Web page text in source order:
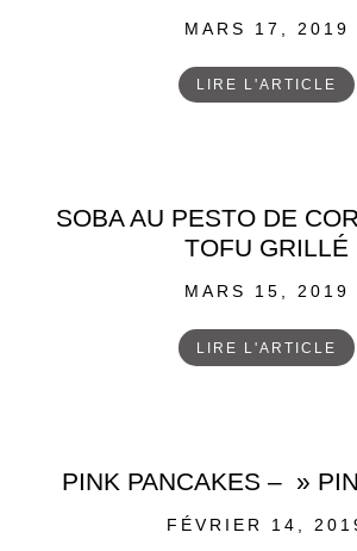
POSTED
MARS 17, 2019
LIRE L'ARTICLE
SOBA AU PESTO DE
TOFU GRILLÉ
POSTED
MARS 15, 2019
LIRE L'ARTICLE
PINK PANCAKES – »
POSTED
FÉVRIER 14,